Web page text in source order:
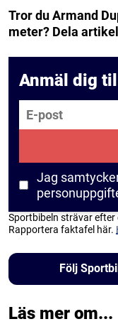
Tror du Armand
meter? Dela
Anmäl dig
E-post
Jag
Sportbibeln strävar
Rapportera faktafel här.
Följ
Läs mer om...